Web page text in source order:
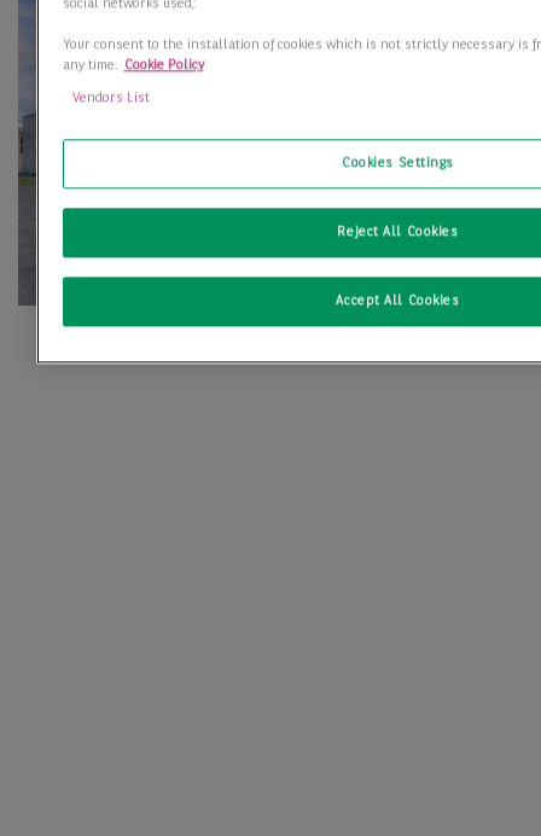
social networks used;
Your consent to the installation of cookies which is not strictly necessary is
any time. Cookie Policy
Vendors List
Cookies Settings
Reject All Cookies
Accept All Cookies